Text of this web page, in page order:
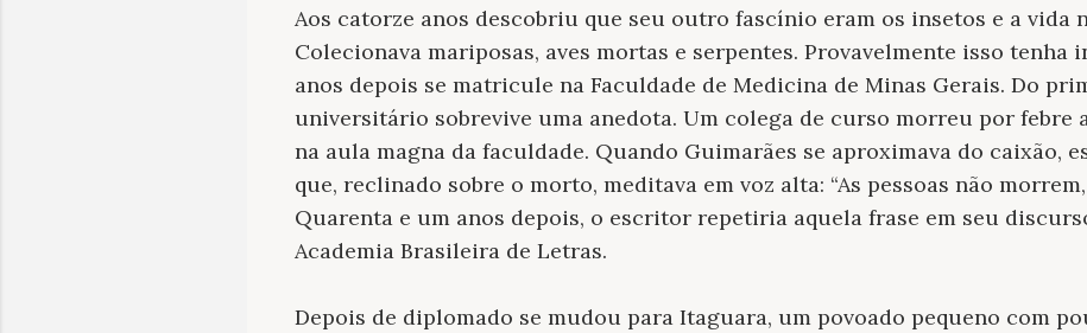
Aos catorze anos descobriu que seu outro fascínio eram os insetos e a vida
Colecionava mariposas, aves mortas e serpentes. Provavelmente isso tenha
anos depois se matricule na Faculdade de Medicina de Minas Gerais. Do
universitário sobrevive uma anedota. Um colega de curso morreu por febre
na aula magna da faculdade. Quando Guimarães se aproximava do caixão,
que, reclinado sobre o morto, meditava em voz alta: “As pessoas não
Quarenta e um anos depois, o escritor repetiria aquela frase em seu
Academia Brasileira de Letras.
Depois de diplomado se mudou para Itaguara, um povoado pequeno com